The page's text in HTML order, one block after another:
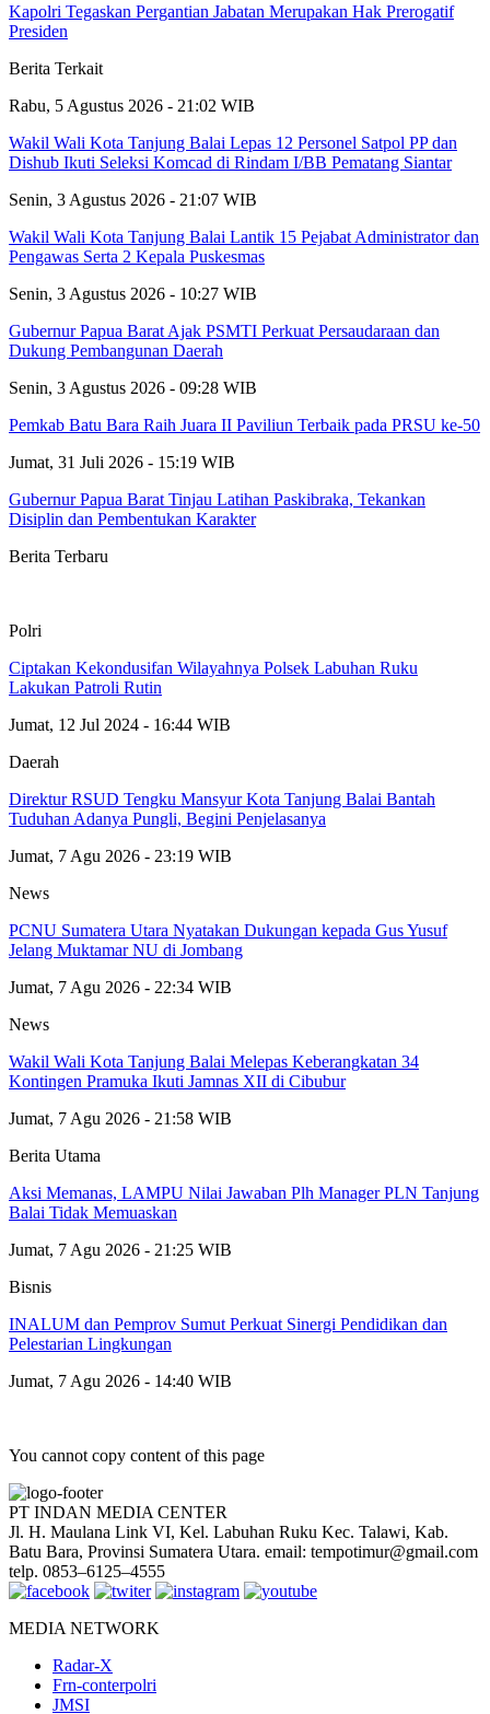
Kapolri Tegaskan Pergantian Jabatan Merupakan Hak Prerogatif
Presiden
Berita Terkait
Rabu, 5 Agustus 2026 - 21:02 WIB
Wakil Wali Kota Tanjung Balai Lepas 12 Personel Satpol PP dan
Dishub Ikuti Seleksi Komcad di Rindam I/BB Pematang Siantar
Senin, 3 Agustus 2026 - 21:07 WIB
Wakil Wali Kota Tanjung Balai Lantik 15 Pejabat Administrator dan
Pengawas Serta 2 Kepala Puskesmas
Senin, 3 Agustus 2026 - 10:27 WIB
Gubernur Papua Barat Ajak PSMTI Perkuat Persaudaraan dan
Dukung Pembangunan Daerah
Senin, 3 Agustus 2026 - 09:28 WIB
Pemkab Batu Bara Raih Juara II Paviliun Terbaik pada PRSU ke-50
Jumat, 31 Juli 2026 - 15:19 WIB
Gubernur Papua Barat Tinjau Latihan Paskibraka, Tekankan
Disiplin dan Pembentukan Karakter
Berita Terbaru
Polri
Ciptakan Kekondusifan Wilayahnya Polsek Labuhan Ruku
Lakukan Patroli Rutin
Jumat, 12 Jul 2024 - 16:44 WIB
Daerah
Direktur RSUD Tengku Mansyur Kota Tanjung Balai Bantah
Tuduhan Adanya Pungli, Begini Penjelasanya
Jumat, 7 Agu 2026 - 23:19 WIB
News
PCNU Sumatera Utara Nyatakan Dukungan kepada Gus Yusuf
Jelang Muktamar NU di Jombang
Jumat, 7 Agu 2026 - 22:34 WIB
News
Wakil Wali Kota Tanjung Balai Melepas Keberangkatan 34
Kontingen Pramuka Ikuti Jamnas XII di Cibubur
Jumat, 7 Agu 2026 - 21:58 WIB
Berita Utama
Aksi Memanas, LAMPU Nilai Jawaban Plh Manager PLN Tanjung
Balai Tidak Memuaskan
Jumat, 7 Agu 2026 - 21:25 WIB
Bisnis
INALUM dan Pemprov Sumut Perkuat Sinergi Pendidikan dan
Pelestarian Lingkungan
Jumat, 7 Agu 2026 - 14:40 WIB
You cannot copy content of this page
PT INDAN MEDIA CENTER
Jl. H. Maulana Link VI, Kel. Labuhan Ruku Kec. Talawi, Kab.
Batu Bara, Provinsi Sumatera Utara. email: tempotimur@gmail.com
telp. 0853–6125–4555
MEDIA NETWORK
Radar-X
Frn-conterpolri
JMSI